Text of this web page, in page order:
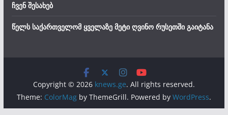
ჩვენ შესახებ
წელს საქართველომ ყველაზე მეტი ღვინო რუსეთში გაიტანა
Copyright © 2026 knews.ge. All rights reserved.
Theme: ColorMagby ThemeGrill. Powered by WordPress.